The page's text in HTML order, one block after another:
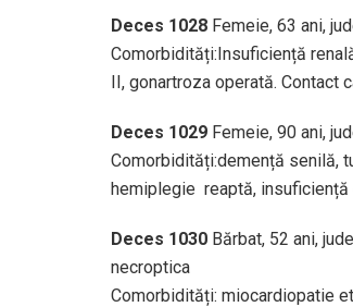
Deces 1028 Femeie, 63 ani,
Comorbidități:Insuficiență
II, gonartroza operată. Contact
Deces 1029 Femeie, 90 ani,
Comorbidități:demență senilă,
hemiplegie reaptă, insuficiență
Deces 1030 Bărbat, 52 ani,
necroptica
Comorbidități: miocardiopatie